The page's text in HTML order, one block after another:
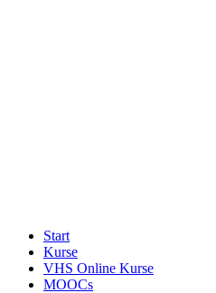
Start
Kurse
VHS Online Kurse
MOOCs